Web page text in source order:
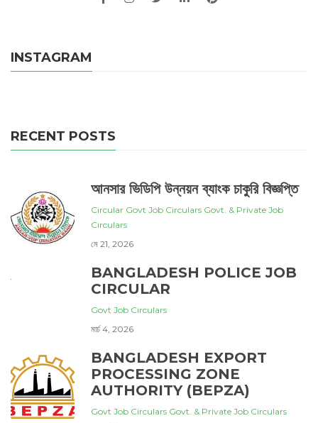
INSTAGRAM
RECENT POSTS
আনসার ভিডিপি উন্নয়ন ব্যাংক চাকুরি বিজ্ঞপ্তি
Circular Govt Job Circulars Govt. & Private Job
Circulars
মে 21, 2026
BANGLADESH POLICE JOB
CIRCULAR
Govt Job Circulars
মার্চ 4, 2026
BANGLADESH EXPORT
PROCESSING ZONE
AUTHORITY (BEPZA)
Govt Job Circulars Govt. & Private Job Circulars